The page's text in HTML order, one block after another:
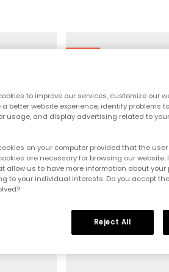
to improve our services, customize our
better website experience, identify problems
usage, and display advertising related to
on your computer provided that the
are necessary for browsing our website.
allow us to have more information about
to your individual interests. Do you accept
Reject All